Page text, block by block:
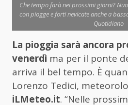
Che tempo farà nei prossimi giorni?
con piogge e forti nevicate anche a
Quotidiano
La pioggia sarà ancora
venerdì ma per il ponte
arriva il bel tempo. È
Lorenzo Tedici,
iLMeteo.it. “Nelle